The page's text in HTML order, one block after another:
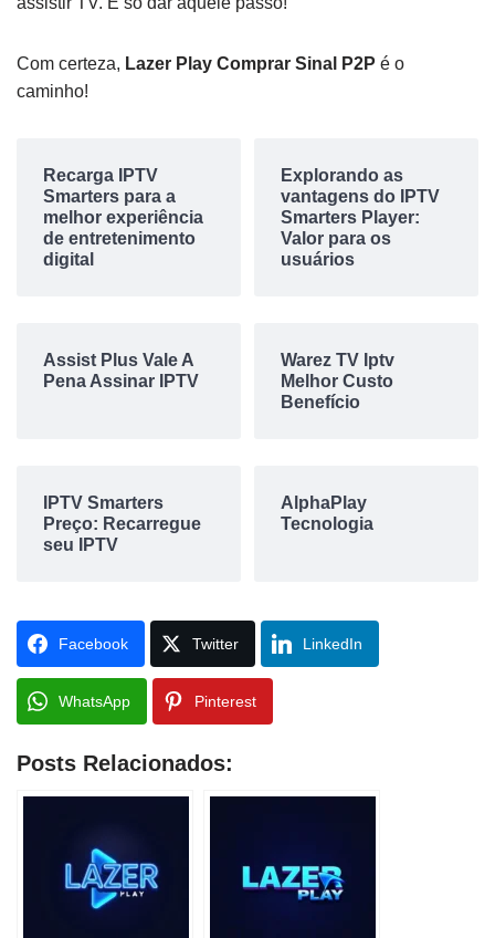
Com certeza, Lazer Play Comprar Sinal P2P é o
caminho!
Recarga IPTV
Smarters para a
melhor experiência
de entretenimento
digital
Explorando as
vantagens do IPTV
Smarters Player:
Valor para os
usuários
Assist Plus Vale A
Pena Assinar IPTV
Warez TV Iptv
Melhor Custo
Benefício
IPTV Smarters
Preço: Recarregue
seu IPTV
AlphaPlay
Tecnologia
Facebook Twitter LinkedIn
WhatsApp Pinterest
Posts Relacionados: